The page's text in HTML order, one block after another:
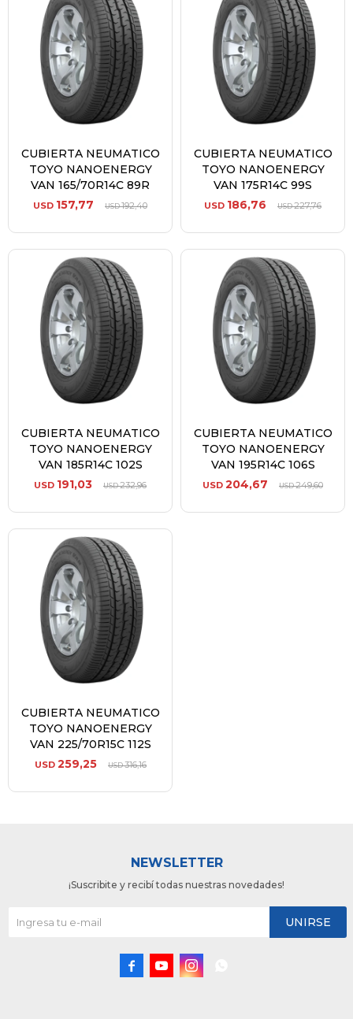
CUBIERTA NEUMATICO
TOYO NANOENERGY
VAN 165/70R14C 89R
USD 157,77 USD192,40
CUBIERTA NEUMATICO
TOYO NANOENERGY
VAN 175R14C 99S
USD 186,76 USD227,76
CUBIERTA NEUMATICO
TOYO NANOENERGY
VAN 185R14C 102S
USD 191,03 USD232,96
CUBIERTA NEUMATICO
TOYO NANOENERGY
VAN 195R14C 106S
USD 204,67 USD249,60
CUBIERTA NEUMATICO
TOYO NANOENERGY
VAN 225/70R15C 112S
USD 259,25 USD316,16
NEWSLETTER
¡Suscribite y recibí todas nuestras novedades!
UNIRSE
  